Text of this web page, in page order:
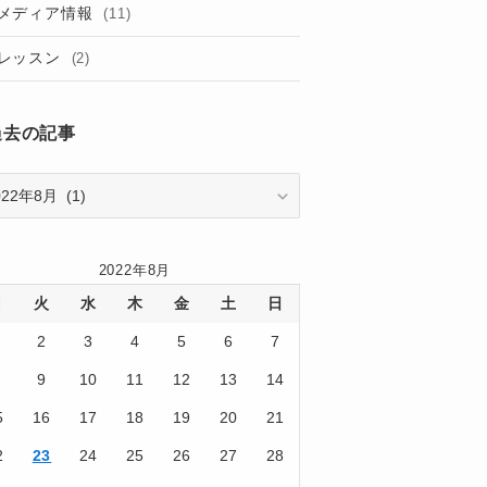
(2)
(7)
(1)
(1)
メディア情報 (11)
レッスン (2)
の記事
2022年8月
火 水 木 金 土 日
2 3 4 5 6 7
9 10 11 12 13 14
16 17 18 19 20 21
23 24 25 26 27 28